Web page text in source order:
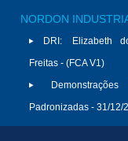
NORDON
DRI:
Elizabeth
Freitas - (FCA V1)
Padronizadas - 31/12/